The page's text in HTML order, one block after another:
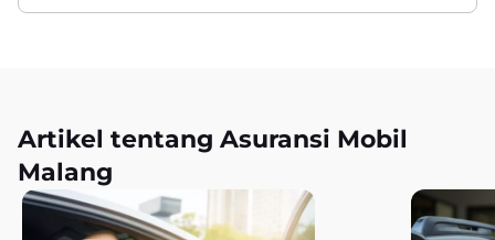
Artikel tentang Asuransi Mobil
Malang